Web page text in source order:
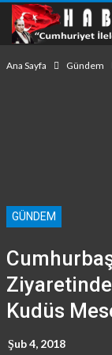
Ana Sayfa Gündem
GÜNDEM
Kudüs
Şub 4, 2018